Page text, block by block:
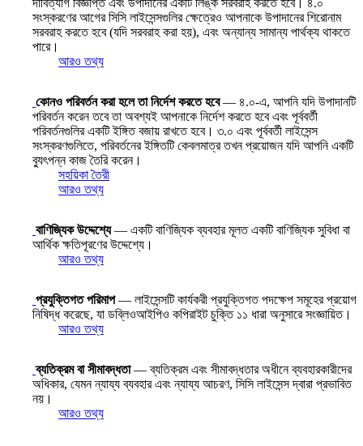
দাবিত্যাগ বিজ্ঞপ্তি এবং উপাদানের একটি লিঙ্ক সরবরাহ করতে হবে। ৪.০
সংস্করণের আগের সিসি লাইসেন্সগুলির ক্ষেত্রেও আপনাকে উপাদানের শিরোনাম
সরবরাহ করতে হবে (যদি সরবরাহ করা হয়), এবং অন্যান্য সামান্য পার্থক্য থাকতে
পারে।
আরও তথ্য
কোনও পরিবর্তন করা হলে তা নির্দেশ করতে হবে— ৪.০-এ, আপনি যদি উপাদানটি
পরিবর্তন করেন তবে তা অবশ্যই আপনাকে নির্দেশ করতে হবে এবং পূর্ববর্তী
পরিবর্তনগুলির একটি ইঙ্গিত বজায় রাখতে হবে। ৩.০ এবং পূর্ববর্তী লাইসেন্স
সংস্করণগুলিতে, পরিবর্তনের ইঙ্গিতটি কেবলমাত্র তখন প্রয়োজন যদি আপনি একটি
ব্যুৎপন্ন কাজ তৈরি করেন।
সহয়িকা তৈরী
আরও তথ্য
বাণিজ্যিক উদ্দেশ্যে— একটি বাণিজ্যিক ব্যবহার মূলত একটি বাণিজ্যিক সুবিধা বা
আর্থিক ক্ষতিপূরণের উদ্দেশ্যে।
আরও তথ্য
প্রযুক্তিগত পরিমাপ— লাইসেন্সটি কার্যকরী প্রযুক্তিগত পদক্ষেপ সমূহের প্রয়োগ
নিষিদ্ধ করেছে, যা ডব্লিওআইপিও কপিরাইট চুক্তি ১১ ধারা অনুসারে সংজ্ঞায়িত।
আরও তথ্য
ব্যতিক্রম বা সীমাবদ্ধতা— ব্যতিক্রম এবং সীমাবদ্ধতার অধীনে ব্যবহারকারীদের
অধিকার, যেমন ন্যায্য ব্যবহার এবং ন্যায্য আচরণ, সিসি লাইসেন্স দ্বারা প্রভাবিত
নয়।
আরও তথ্য